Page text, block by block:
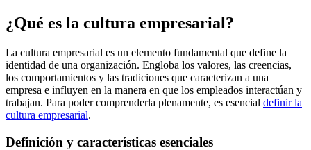
¿Qué es la cultura empresarial?
La cultura empresarial es un elemento fundamental que define la
identidad de una organización. Engloba los valores, las creencias,
los comportamientos y las tradiciones que caracterizan a una
empresa e influyen en la manera en que los empleados interactúan y
trabajan. Para poder comprenderla plenamente, es esencial definir la
cultura empresarial.
Definición y características esenciales